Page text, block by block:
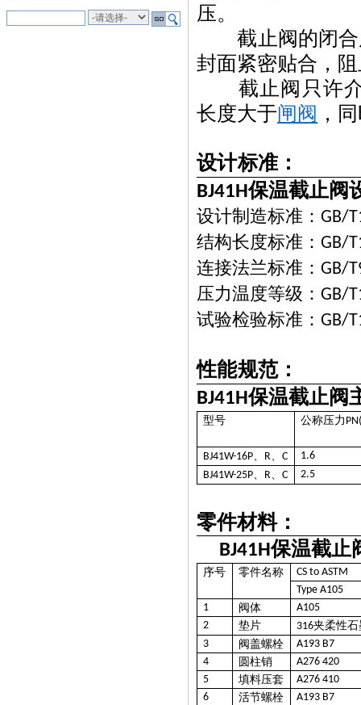
压。
截止阀的闭合
封面紧密贴合，
截止阀只许介
长度大于闸阀 ，
设计标准：
BJ41H保温截止阀
设计制造标准： GB/
结构长度标准： GB/
连接法兰标准： GB/
压力温度等级： GB/
试验检验标准： GB/
性能规范：
BJ41H保温截止阀
型号 公称压力
BJ41W-16P R 、C
1.6
BJ41W-25P
R 、C 2.5
零件材料：
BJ41H保温截止
序号 零件名称
CS to ASTM
Type A105
1
阀体
A105
2
垫片 316夹柔性石
3
阀盖螺栓
A193 B7
4
圆柱销
A276 420
5
填料压套
A276 410
6
活节螺栓
A193 B7